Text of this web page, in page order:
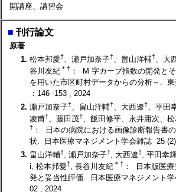
開講座、講習会
■ 刊行論文
原著
1. 松本邦愛†、瀬戸加奈子†、畠山洋輔†、大
谷川友紀 ＊ † ： M 字カーブ指数の開発と
を用いた市区町村データからの分析～.
：146 -153 , 2024
2. 瀬戸加奈子†、畠山洋輔†、大西遼†、平田
凌甫† 、藤田茂† 、飯田修平、永井庸次、
† ： 日本の病院における画像診断報告書
状. 日本医療マネジメント学会雑誌 25
3. 畠山洋輔†, 瀬戸加奈子†, 大西遼†, 平田幸
i, 松本邦愛† , 長谷川友紀 ＊ † ： 日本版医
発と妥当性評価. 日本医療マネジメント
02 , 2024